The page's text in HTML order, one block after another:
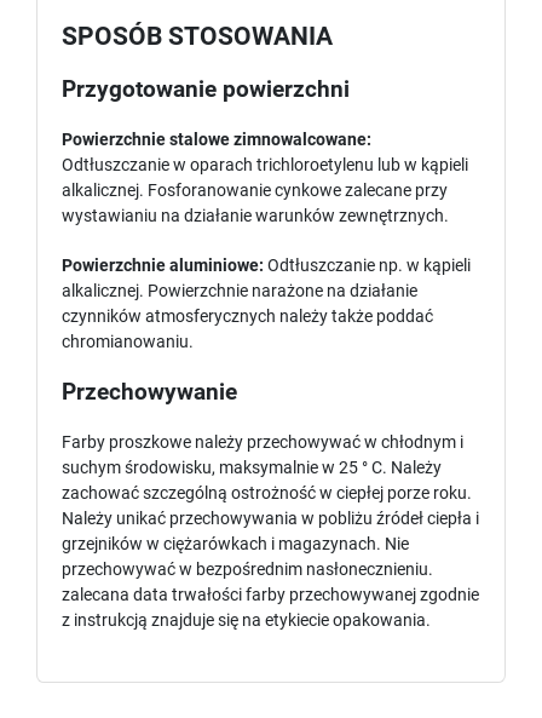
SPOSÓB STOSOWANIA
Przygotowanie powierzchni
Powierzchnie stalowe zimnowalcowane:
Odtłuszczanie w oparach trichloroetylenu lub w kąpieli
alkalicznej. Fosforanowanie cynkowe zalecane przy
wystawianiu na działanie warunków zewnętrznych.
Powierzchnie aluminiowe: Odtłuszczanie np. w kąpieli
alkalicznej. Powierzchnie narażone na działanie
czynników atmosferycznych należy także poddać
chromianowaniu.
Przechowywanie
Farby proszkowe należy przechowywać w chłodnym i
suchym środowisku, maksymalnie w 25 ° C. Należy
zachować szczególną ostrożność w ciepłej porze roku.
Należy unikać przechowywania w pobliżu źródeł ciepła i
grzejników w ciężarówkach i magazynach. Nie
przechowywać w bezpośrednim nasłonecznieniu.
zalecana data trwałości farby przechowywanej zgodnie
z instrukcją znajduje się na etykiecie opakowania.